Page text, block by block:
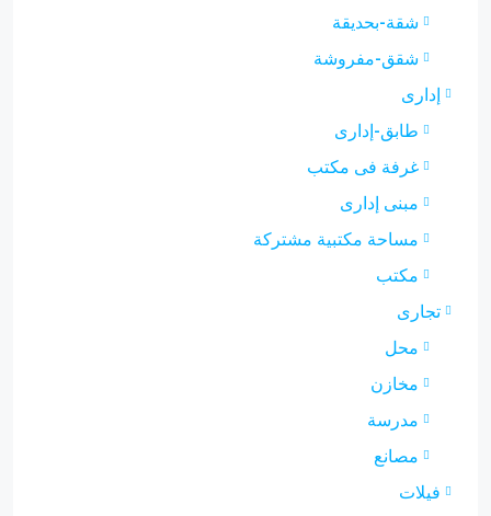
شقة-بحديقة
شقق-مفروشة
إدارى
طابق-إدارى
غرفة فى مكتب
مبنى إدارى
مساحة مكتبية مشتركة
مكتب
تجارى
محل
مخازن
مدرسة
مصانع
فيلات